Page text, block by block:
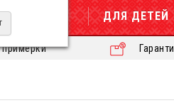
ДЛЯ ДЕТЕЙ
примерки